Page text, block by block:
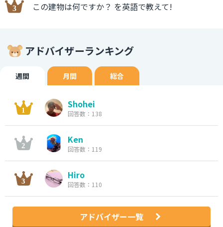
この建物は何ですか？ を英語で教えて!
アドバイザーランキング
週間 月間 総合
Shohei
回答数：138
Ken
回答数：119
Hiro
回答数：110
アドバイザー一覧